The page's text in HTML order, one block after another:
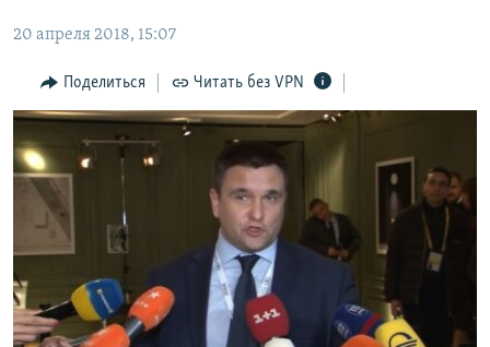
главной
навигации
Вернутся
11 ЛЕТ ОККУПАЦИИ КРЫМА. 11 ИСТОРИЙ СОПРОТИВЛЕНИЯ
ЕЩЕ
ИНТЕРАКТИВ
ИНФОГРАФИКА
ТЕЛЕПРОЕКТ КРЫМ.РЕАЛИИ
СОВЕТЫ ПРАВОЗАЩИТНИКОВ
ПРОПАВШИЕ БЕЗ ВЕСТИ
ПОБЕДИТЕЛЕЙ НЕ СУДЯТ?
КРЫМ.НЕПОКОРЕННЫЙ
РАДІО СВОБОДА
КАК ОБОЙТИ БЛОКИРОВКУ
Українською
Qırımtatar
ПРИСОЕДИНЯЙТЕСЬ!
20 апреля 2018, 15:07
Поделиться Читать без VPN